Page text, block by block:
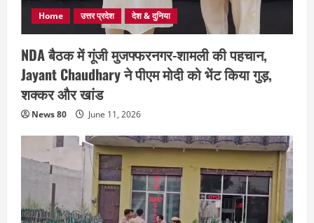
Home उत्तर प्रदेश देश & दुनिया
NDA बैठक में गूंजी मुजफ्फरनगर-शामली की पहचान,
Jayant Chaudhary ने पीएम मोदी को भेंट किया गुड़,
शक्कर और खांड
News 80 June 11, 2026